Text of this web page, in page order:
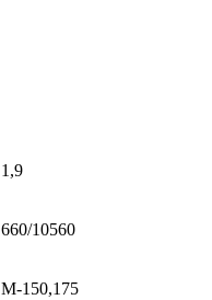
1,9
660/10560
М-150,175